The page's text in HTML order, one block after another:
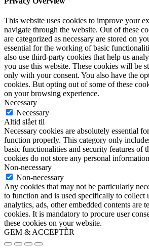
This website uses cookies to improve your
navigate through the website. Out of these
are categorized as necessary are stored on
essential for the working of basic
also use third-party cookies that help us
you use this website. These cookies will be
only with your consent. You also have the
cookies. But opting out of some of these
on your browsing experience.
Necessary
Necessary
Altid slået til
Necessary cookies are absolutely essential
function properly. This category only
basic functionalities and security features of
cookies do not store any personal
Non-necessary
Non-necessary
Any cookies that may not be particularly
to function and is used specifically to collect
analytics, ads, other embedded contents are
cookies. It is mandatory to procure user
these cookies on your website.
GEM & ACCEPTÈR